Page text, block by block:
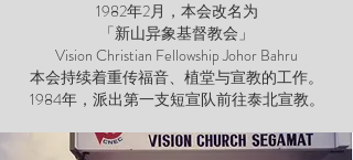
1982年2月，本会改名为
「新山异象基督教会」
Vision Christian Fellowship Johor Bahru
本会持续着重传福音、植堂与宣教的工作。
1984年，派出第一支短宣队前往泰北宣教。